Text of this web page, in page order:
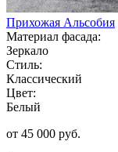
Прихожая Альсобия
Материал фасада:
Зеркало
Стиль:
Классический
Цвет:
Белый
от 45 000 руб.